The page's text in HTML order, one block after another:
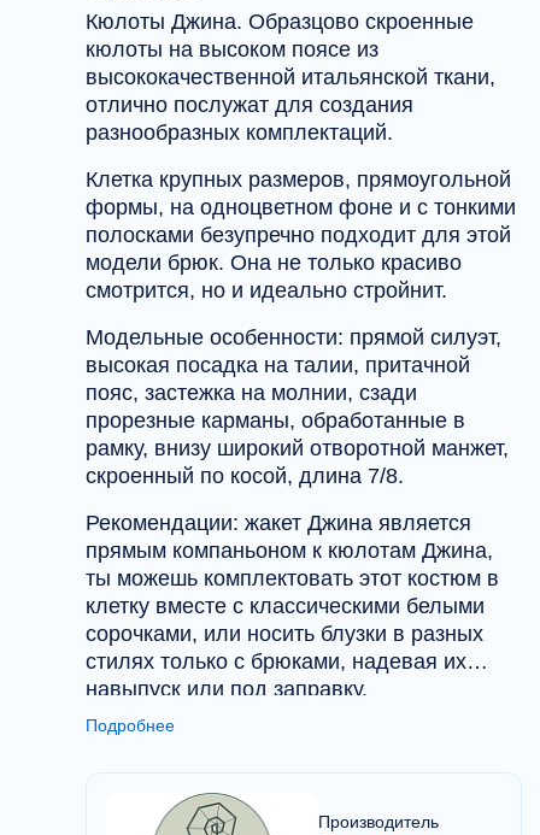
Кюлоты Джина. Образцово скроенные
кюлоты на высоком поясе из
высококачественной итальянской ткани,
отлично послужат для создания
разнообразных комплектаций.
Клетка крупных размеров, прямоугольной
формы, на одноцветном фоне и с тонкими
полосками безупречно подходит для этой
модели брюк. Она не только красиво
смотрится, но и идеально стройнит.
Модельные особенности: прямой силуэт,
высокая посадка на талии, притачной
пояс, застежка на молнии, сзади
прорезные карманы, обработанные в
рамку, внизу широкий отворотной манжет,
скроенный по косой, длина 7/8.
Рекомендации: жакет Джина является
прямым компаньоном к кюлотам Джина,
ты можешь комплектовать этот костюм в
клетку вместе с классическими белыми
сорочками, или носить блузки в разных
стилях только с брюками, надевая их
навыпуск или под заправку.
Подробнее
Производитель